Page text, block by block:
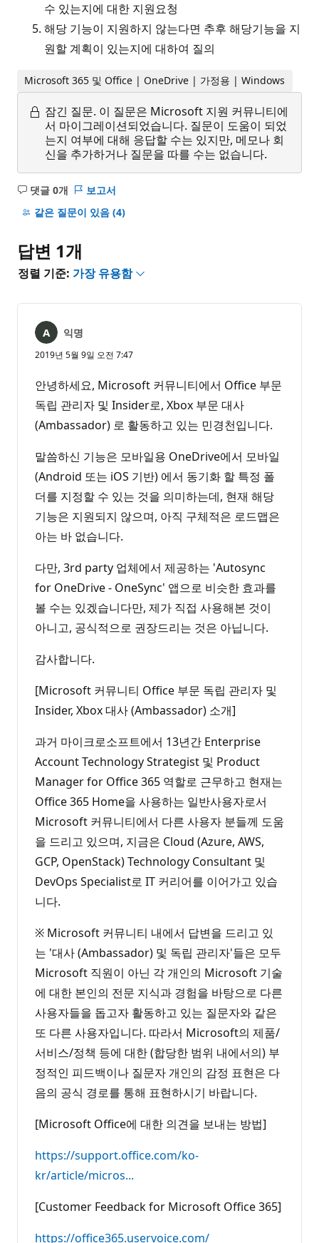
수 있는지에 대한 지원요청
해당 기능이 지원하지 않는다면 추후 해당기능을 지
원할 계획이 있는지에 대하여 질의
Microsoft 365 및 Office | OneDrive | 가정용 | Windows
잠긴 질문. 이 질문은 Microsoft 지원 커뮤니티에
서 마이그레이션되었습니다. 질문이 도움이 되었
는지 여부에 대해 응답할 수는 있지만, 메모나 회
신을 추가하거나 질문을 따를 수는 없습니다.
댓글 0개
설
명
음
보고서
같은 질문이 있음 (4)
답변 1개
정렬 기준: 가장 유용함
익명
2019년 5월 9일 오전 7:47
안녕하세요, Microsoft 커뮤니티에서 Office 부문
독립 관리자 및 Insider로, Xbox 부문 대사
(Ambassador) 로 활동하고 있는 민경천입니다.
말씀하신 기능은 모바일용 OneDrive에서 모바일
(Android 또는 iOS 기반) 에서 동기화 할 특정 폴
더를 지정할 수 있는 것을 의미하는데, 현재 해당
기능은 지원되지 않으며, 아직 구체적은 로드맵은
아는 바 없습니다.
다만, 3rd party 업체에서 제공하는 'Autosync
for OneDrive - OneSync' 앱으로 비슷한 효과를
볼 수는 있겠습니다만, 제가 직접 사용해본 것이
아니고, 공식적으로 권장드리는 것은 아닙니다.
감사합니다.
[Microsoft 커뮤니티 Office 부문 독립 관리자 및
Insider, Xbox 대사 (Ambassador) 소개]
과거 마이크로소프트에서 13년간 Enterprise
Account Technology Strategist 및 Product
Manager for Office 365 역할로 근무하고 현재는
Office 365 Home을 사용하는 일반사용자로서
Microsoft 커뮤니티에서 다른 사용자 분들께 도움
을 드리고 있으며, 지금은 Cloud (Azure, AWS,
GCP, OpenStack) Technology Consultant 및
DevOps Specialist로 IT 커리어를 이어가고 있습
니다.
※ Microsoft 커뮤니티 내에서 답변을 드리고 있
는 '대사 (Ambassador) 및 독립 관리자'들은 모두
Microsoft 직원이 아닌 각 개인의 Microsoft 기술
에 대한 본인의 전문 지식과 경험을 바탕으로 다른
사용자들을 돕고자 활동하고 있는 질문자와 같은
또 다른 사용자입니다. 따라서 Microsoft의 제품/
서비스/정책 등에 대한 (합당한 범위 내에서의) 부
정적인 피드백이나 질문자 개인의 감정 표현은 다
음의 공식 경로를 통해 표현하시기 바랍니다.
[Microsoft Office에 대한 의견을 보내는 방법]
https://support.office.com/ko-
kr/article/micros...
[Customer Feedback for Microsoft Office 365]
https://office365.uservoice.com/